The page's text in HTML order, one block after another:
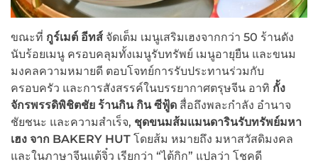
ขณะที่ กูร์เมต์ อีทส์ จัดเต็ม เมนูเสริมเฮงจากกว่า 50 ร้านดัง
นับร้อยเมนู ครอบคลุมทั้งเมนูรับทรัพย์ เมนูอายุยืน และขนม
มงคลความหมายดี ตอบโจทย์การรับประทานร่วมกับ
ครอบครัว และการสังสรรค์ในบรรยากาศตรุษจีน อาทิ กั้ง
จักรพรรดิพิชิตชัย ร้านกิน กิน ซีฟู้ด สื่อถึงพละกำลัง อำนาจ
ชัยชนะ และความสำเร็จ, ชุดขนมส้มแมนดารินรับทรัพย์มหา
เฮง จาก BAKERY HUT โดยส้ม หมายถึง มหาสวัสดิมงคล
และในภาษาจีนแต้จิ๋ว เรียกว่า “ไต้กิก” แปลว่า โชคดี